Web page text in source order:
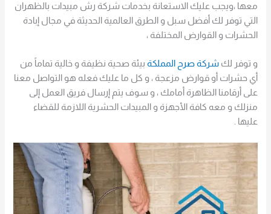
معها ،ويجب عليك الاستعانة بخدمات شركة رش مبيدات بالظهران
التي توفر لك أفضل سبل و الطرق العالمية الحديثة في مجال إبادة
الحشرات و القوارض المختلفة ،
و توفر لكشركة صرح المملكة بيئة صحية نظيفة و خالية تماماً من
أي حشرات أو قوارض مزعجة ، و كل ما عليك فعله هو التواصل معنا
على أرقامنا الظاهرة أمامك ، و سوف يتم إرسال فريق العمل إلى
منزلك و معه كافة الأجهزة و المبيدات الحشرية اللازمة للقضاء
عليها .